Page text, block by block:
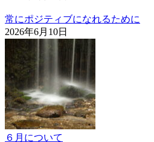
常にポジティブになれるために
2026年6月10日
６月について